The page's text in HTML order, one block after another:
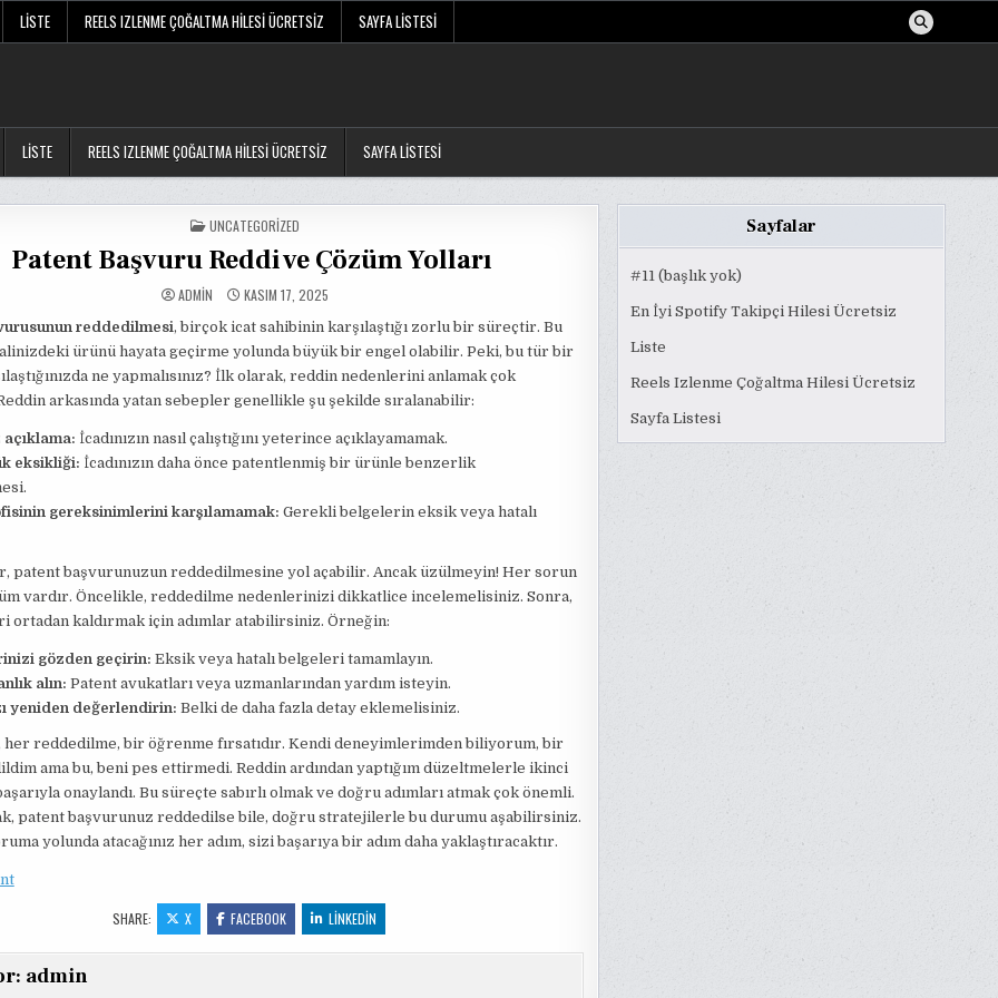
LISTE REELS IZLENME ÇOĞALTMA HILESI ÜCRETSIZ SAYFA LISTESI
LISTE REELS IZLENME ÇOĞALTMA HILESI ÜCRETSIZ SAYFA LISTESI
POSTED
IN
UNCATEGORIZED
Patent Başvuru Reddi ve Çözüm Yolları
ADMIN KASIM 17, 2025
reddedilmesi, birçok icat sahibinin karşılaştığı zorlu bir süreçtir. Bu
ürünü hayata geçirme yolunda büyük bir engel olabilir. Peki, bu tür bir
ne yapmalısınız? İlk olarak, reddin nedenlerini anlamak çok
arkasında yatan sebepler genellikle şu şekilde sıralanabilir:
İcadınızın nasıl çalıştığını yeterince açıklayamamak.
eksikliği: İcadınızın daha önce patentlenmiş bir ürünle benzerlik
gereksinimlerini karşılamamak: Gerekli belgelerin eksik veya hatalı
patent başvurunuzun reddedilmesine yol açabilir. Ancak üzülmeyin! Her sorun
vardır. Öncelikle, reddedilme nedenlerinizi dikkatlice incelemelisiniz. Sonra,
ortadan kaldırmak için adımlar atabilirsiniz. Örneğin:
gözden geçirin: Eksik veya hatalı belgeleri tamamlayın.
alın: Patent avukatları veya uzmanlarından yardım isteyin.
yeniden değerlendirin: Belki de daha fazla detay eklemelisiniz.
her reddedilme, bir öğrenme fırsatıdır. Kendi deneyimlerimden biliyorum, bir
ama bu, beni pes ettirmedi. Reddin ardından yaptığım düzeltmelerle ikinci
onaylandı. Bu süreçte sabırlı olmak ve doğru adımları atmak çok önemli.
patent başvurunuz reddedilse bile, doğru stratejilerle bu durumu aşabilirsiniz.
yolunda atacağınız her adım, sizi başarıya bir adım daha yaklaştıracaktır.
SHARE: X FACEBOOK LINKEDIN
admin
Sayfalar
#11 (başlık yok)
En İyi Spotify Takipçi Hilesi Ücretsiz
Liste
Reels Izlenme Çoğaltma Hilesi Ücretsiz
Sayfa Listesi